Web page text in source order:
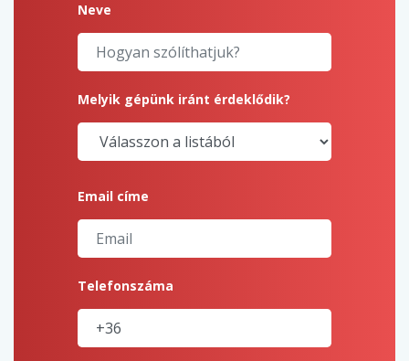
Neve
Melyik gépünk iránt érdeklődik?
Email címe
Telefonszáma